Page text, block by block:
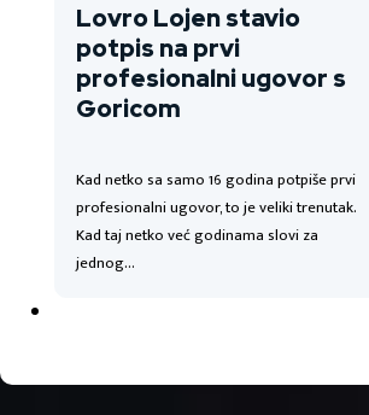
Lovro Lojen stavio
potpis na prvi
profesionalni ugovor s
Goricom
Kad netko sa samo 16 godina potpiše prvi
profesionalni ugovor, to je veliki trenutak.
Kad taj netko već godinama slovi za
jednog…